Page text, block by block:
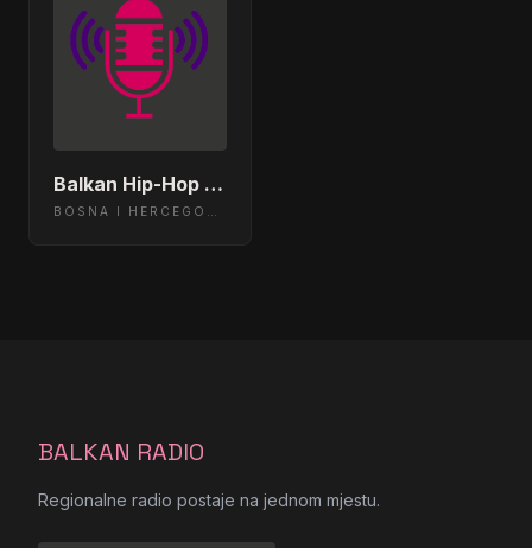
Balkan Hip-Hop Radio
BALKAN RADIO
Regionalne radio postaje na jednom mjestu.